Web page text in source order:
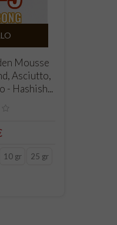
Mousse
Asciutto,
- Hashish...
10 gr
25 gr